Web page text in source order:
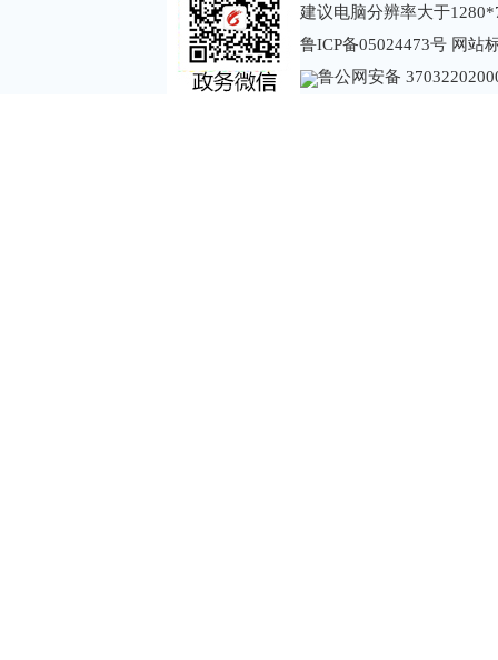
建议电脑分辨率大于
鲁ICP备05024473号 网站
鲁公网安备